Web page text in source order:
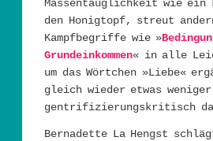
Massentauglichkeit wie
den Honigtopf, streut
Kampfbegriffe wie »
Grundeinkommen« in alle
um das Wörtchen »Liebe«
gleich wieder etwas weniger
gentrifizierungskritisch
Bernadette La Hengst